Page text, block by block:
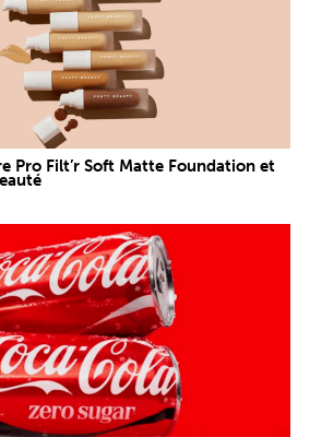
Pro Filt’r Soft Matte Foundation et